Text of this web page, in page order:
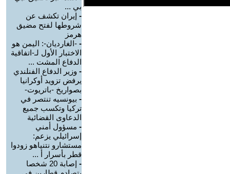
بي ...
- إيران تكشف عن
شروطها لفتح مضيق
هرمز
- -الغارديان-: اليمن هو
الاختبار الأول لـ-اتفاقية
الدفاع المشت ...
- وزير الدفاع الفنلندي
يرفض تزويد أوكرانيا
بصواريخ -باتريوت-
- بيونسيه تنتصر في
تركيا وتكسب جميع
الدعاوى القضائية
- مسؤول أمني
إسرائيلي يزعم:
مستشارو نتنياهو زودوا
قطر بأسرار أ ...
-
إصابة 20 شخصا